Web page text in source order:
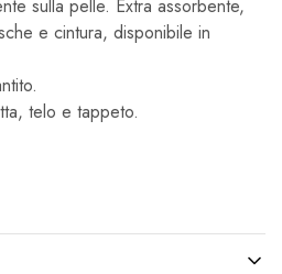
sulla pelle. Extra assorbente,
e cintura, disponibile in
telo e tappeto.